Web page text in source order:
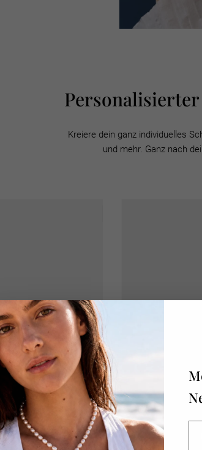
Kreiere dein ganz individuelles
und mehr. Ganz nach